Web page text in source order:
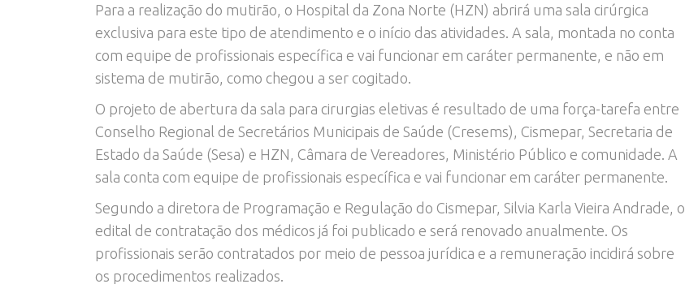
Para a realização do mutirão, o Hospital da Zona Norte (HZN) abrirá uma sala cirúrgica
exclusiva para este tipo de atendimento e o início das atividades. A sala, montada no conta
com equipe de profissionais específica e vai funcionar em caráter permanente, e não em
sistema de mutirão, como chegou a ser cogitado.
O projeto de abertura da sala para cirurgias eletivas é resultado de uma força-tarefa entre
Conselho Regional de Secretários Municipais de Saúde (Cresems), Cismepar, Secretaria de
Estado da Saúde (Sesa) e HZN, Câmara de Vereadores, Ministério Público e comunidade. A
sala conta com equipe de profissionais específica e vai funcionar em caráter permanente.
Segundo a diretora de Programação e Regulação do Cismepar, Silvia Karla Vieira Andrade, o
edital de contratação dos médicos já foi publicado e será renovado anualmente. Os
profissionais serão contratados por meio de pessoa jurídica e a remuneração incidirá sobre
os procedimentos realizados.